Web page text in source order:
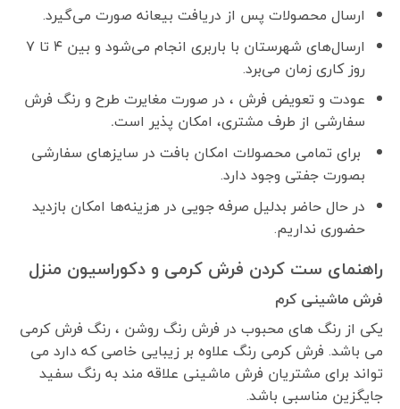
ارسال محصولات پس از دریافت بیعانه صورت می‌گیرد.
ارسال‌های شهرستان با باربری انجام می‌شود و بین ۴ تا ۷
روز کاری زمان می‌برد.
عودت و تعویض فرش ، در صورت مغایرت طرح و رنگ فرش
سفارشی از طرف مشتری، امکان پذیر است.
برای تمامی محصولات امکان بافت در سایزهای سفارشی
بصورت جفتی وجود دارد.
در حال حاضر بدلیل صرفه جویی در هزینه‌ها امکان بازدید
حضوری نداریم.
راهنمای ست کردن فرش کرمی و دکوراسیون منزل
فرش ماشینی کرم
یکی از رنگ های محبوب در فرش رنگ روشن ، رنگ فرش کرمی
می باشد. فرش کرمی رنگ علاوه بر زیبایی خاصی که دارد می
تواند برای مشتریان فرش ماشینی علاقه مند به رنگ سفید
جایگزین مناسبی باشد.